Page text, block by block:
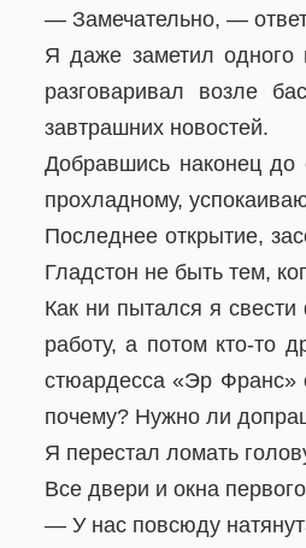
— Замечательно, —
Я даже заметил одного
разговаривал возле
завтрашних новостей.
Добравшись наконец до
прохладному,
Последнее открытие,
Гладстон не быть тем,
Как ни пытался я
работу, а потом кто-то
стюардесса «Эр Франс»
почему? Нужно ли
Я перестал ломать
Все двери и окна
— У нас повсюду